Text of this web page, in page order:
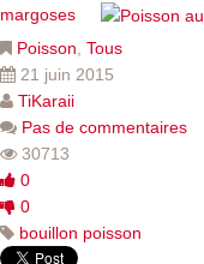
margoses
Poisson Tous
21 juin 2015
TiKaraii
Pas de commentaires
30713
0
0
bouillon poisson